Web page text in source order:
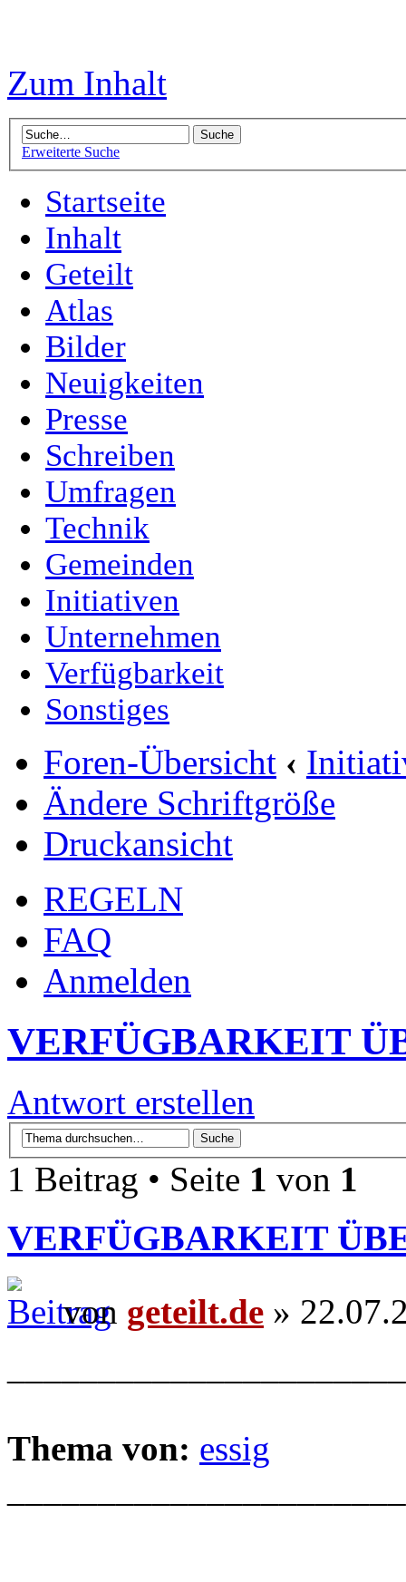
Zum Inhalt
Erweiterte Suche
Startseite
Inhalt
Geteilt
Atlas
Bilder
Neuigkeiten
Presse
Schreiben
Umfragen
Technik
Gemeinden
Initiativen
Unternehmen
Verfügbarkeit
Sonstiges
Foren-Übersicht ‹
Ändere Schriftgröße
Druckansicht
REGELN
FAQ
Anmelden
VERFÜGBARKEIT
Antwort erstellen
1 Beitrag • Seite 1 von 1
VERFÜGBARKEIT
von geteilt.de »
Thema von: essig